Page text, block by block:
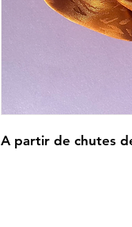
A partir de chutes